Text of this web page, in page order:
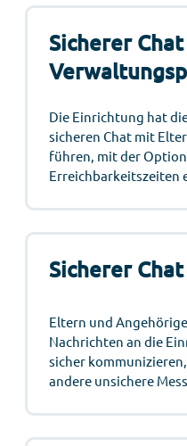
Sicherer
Die Einrichtung hat
sicheren Chat mit
führen, mit der
Erreichbarkeitszeiten
Sicherer
Eltern und
Nachrichten an die
sicher
andere unsichere